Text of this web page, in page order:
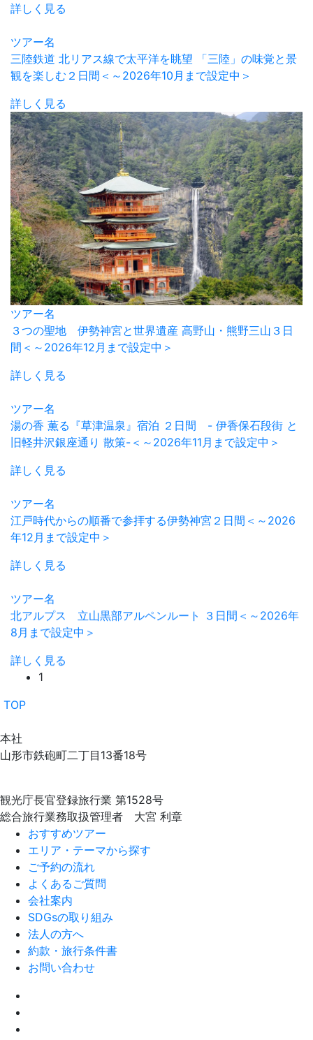
詳しく見る
ツアー名
三陸鉄道 北リアス線で太平洋を眺望 「三陸」の味覚と景
観を楽しむ２日間＜～2026年10月まで設定中＞
詳しく見る
ツアー名
３つの聖地 伊勢神宮と世界遺産 高野山・熊野三山３日
間＜～2026年12月まで設定中＞
詳しく見る
ツアー名
湯の香 薫る『草津温泉』宿泊 ２日間 - 伊香保石段街 と
旧軽井沢銀座通り 散策-＜～2026年11月まで設定中＞
詳しく見る
ツアー名
江戸時代からの順番で参拝する伊勢神宮２日間＜～2026
年12月まで設定中＞
詳しく見る
ツアー名
北アルプス 立山黒部アルペンルート ３日間＜～2026年
8月まで設定中＞
詳しく見る
1
TOP
本社
山形市鉄砲町二丁目13番18号
観光庁長官登録旅行業 第1528号
総合旅行業務取扱管理者 大宮 利章
おすすめツアー
エリア・テーマから探す
ご予約の流れ
よくあるご質問
会社案内
SDGsの取り組み
法人の方へ
約款・旅行条件書
お問い合わせ